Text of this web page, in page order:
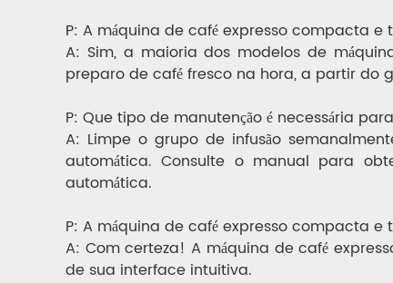
P: A máquina de café expresso compacta
A: Sim, a maioria dos modelos de
preparo de café fresco na hora, a partir do
P: Que tipo de manutenção é necessária
A: Limpe o grupo de infusão
automática. Consulte o manual para
automática.
P: A máquina de café expresso compacta
A: Com certeza! A máquina de café
de sua interface intuitiva.